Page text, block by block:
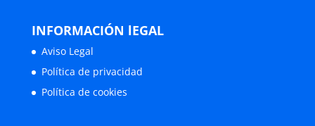
INFORMACIÓN lEGAL
Aviso Legal
Política de privacidad
Política de cookies